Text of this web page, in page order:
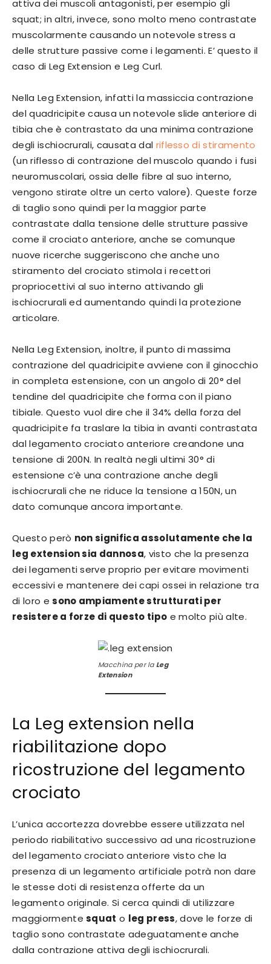
attiva dei muscoli antagonisti, per esempio gli
squat; in altri, invece, sono molto meno contrastate
muscolarmente causando un notevole stress a
delle strutture passive come i legamenti. E’ questo il
caso di Leg Extension e Leg Curl.
Nella Leg Extension, infatti la massiccia contrazione
del quadricipite causa un notevole slide anteriore di
tibia che è contrastato da una minima contrazione
degli ischiocrurali, causata dal riflesso di stiramento
(un riflesso di contrazione del muscolo quando i fusi
neuromuscolari, ossia delle fibre al suo interno,
vengono stirate oltre un certo valore). Queste forze
di taglio sono quindi per la maggior parte
contrastate dalla tensione delle strutture passive
come il crociato anteriore, anche se comunque
nuove ricerche suggeriscono che anche uno
stiramento del crociato stimola i recettori
propriocettivi al suo interno attivando gli
ischiocrurali ed aumentando quindi la protezione
articolare.
Nella Leg Extension, inoltre, il punto di massima
contrazione del quadricipite avviene con il ginocchio
in completa estensione, con un angolo di 20° del
tendine del quadricipite che forma con il piano
tibiale. Questo vuol dire che il 34% della forza del
quadricipite fa traslare la tibia in avanti contrastata
dal legamento crociato anteriore creandone una
tensione di 200N. In realtà negli ultimi 30° di
estensione c’è una contrazione anche degli
ischiocrurali che ne riduce la tensione a 150N, un
dato comunque ancora importante.
Questo però non significa assolutamente che la
leg extension sia dannosa, visto che la presenza
dei legamenti serve proprio per evitare movimenti
eccessivi e mantenere dei capi ossei in relazione tra
di loro esono ampiamente strutturati per
resistere a forze di questo tipo e molto più alte.
Macchina per laLeg
Extension
La Leg extension nella
riabilitazione dopo
ricostruzione del legamento
crociato
L’unica accortezza dovrebbe essere utilizzata nel
periodo riabilitativo successivo ad una ricostruzione
del legamento crociato anteriore visto che la
presenza di un legamento artificiale potrà non dare
le stesse doti di resistenza offerte da un
legamento originale. Si cerca quindi di utilizzare
maggiormentesquat o leg press, dove le forze di
taglio sono contrastate adeguatamente anche
dalla contrazione attiva degli ischiocrurali.